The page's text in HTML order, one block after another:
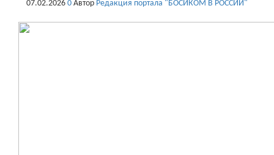
07.02.2026 0 Автор Редакция портала "БОСИКОМ В РОССИИ"